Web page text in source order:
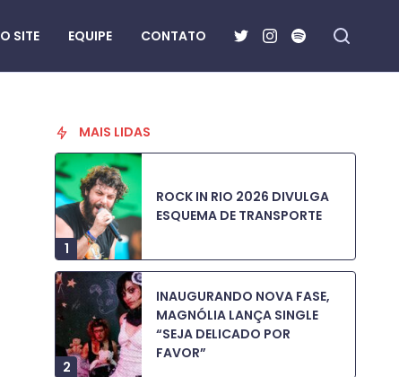
O SITE EQUIPE CONTATO
MAIS LIDAS
ROCK IN RIO 2026 DIVULGA
ESQUEMA DE TRANSPORTE
1
INAUGURANDO NOVA FASE,
MAGNÓLIA LANÇA SINGLE
“SEJA DELICADO POR
FAVOR”
2